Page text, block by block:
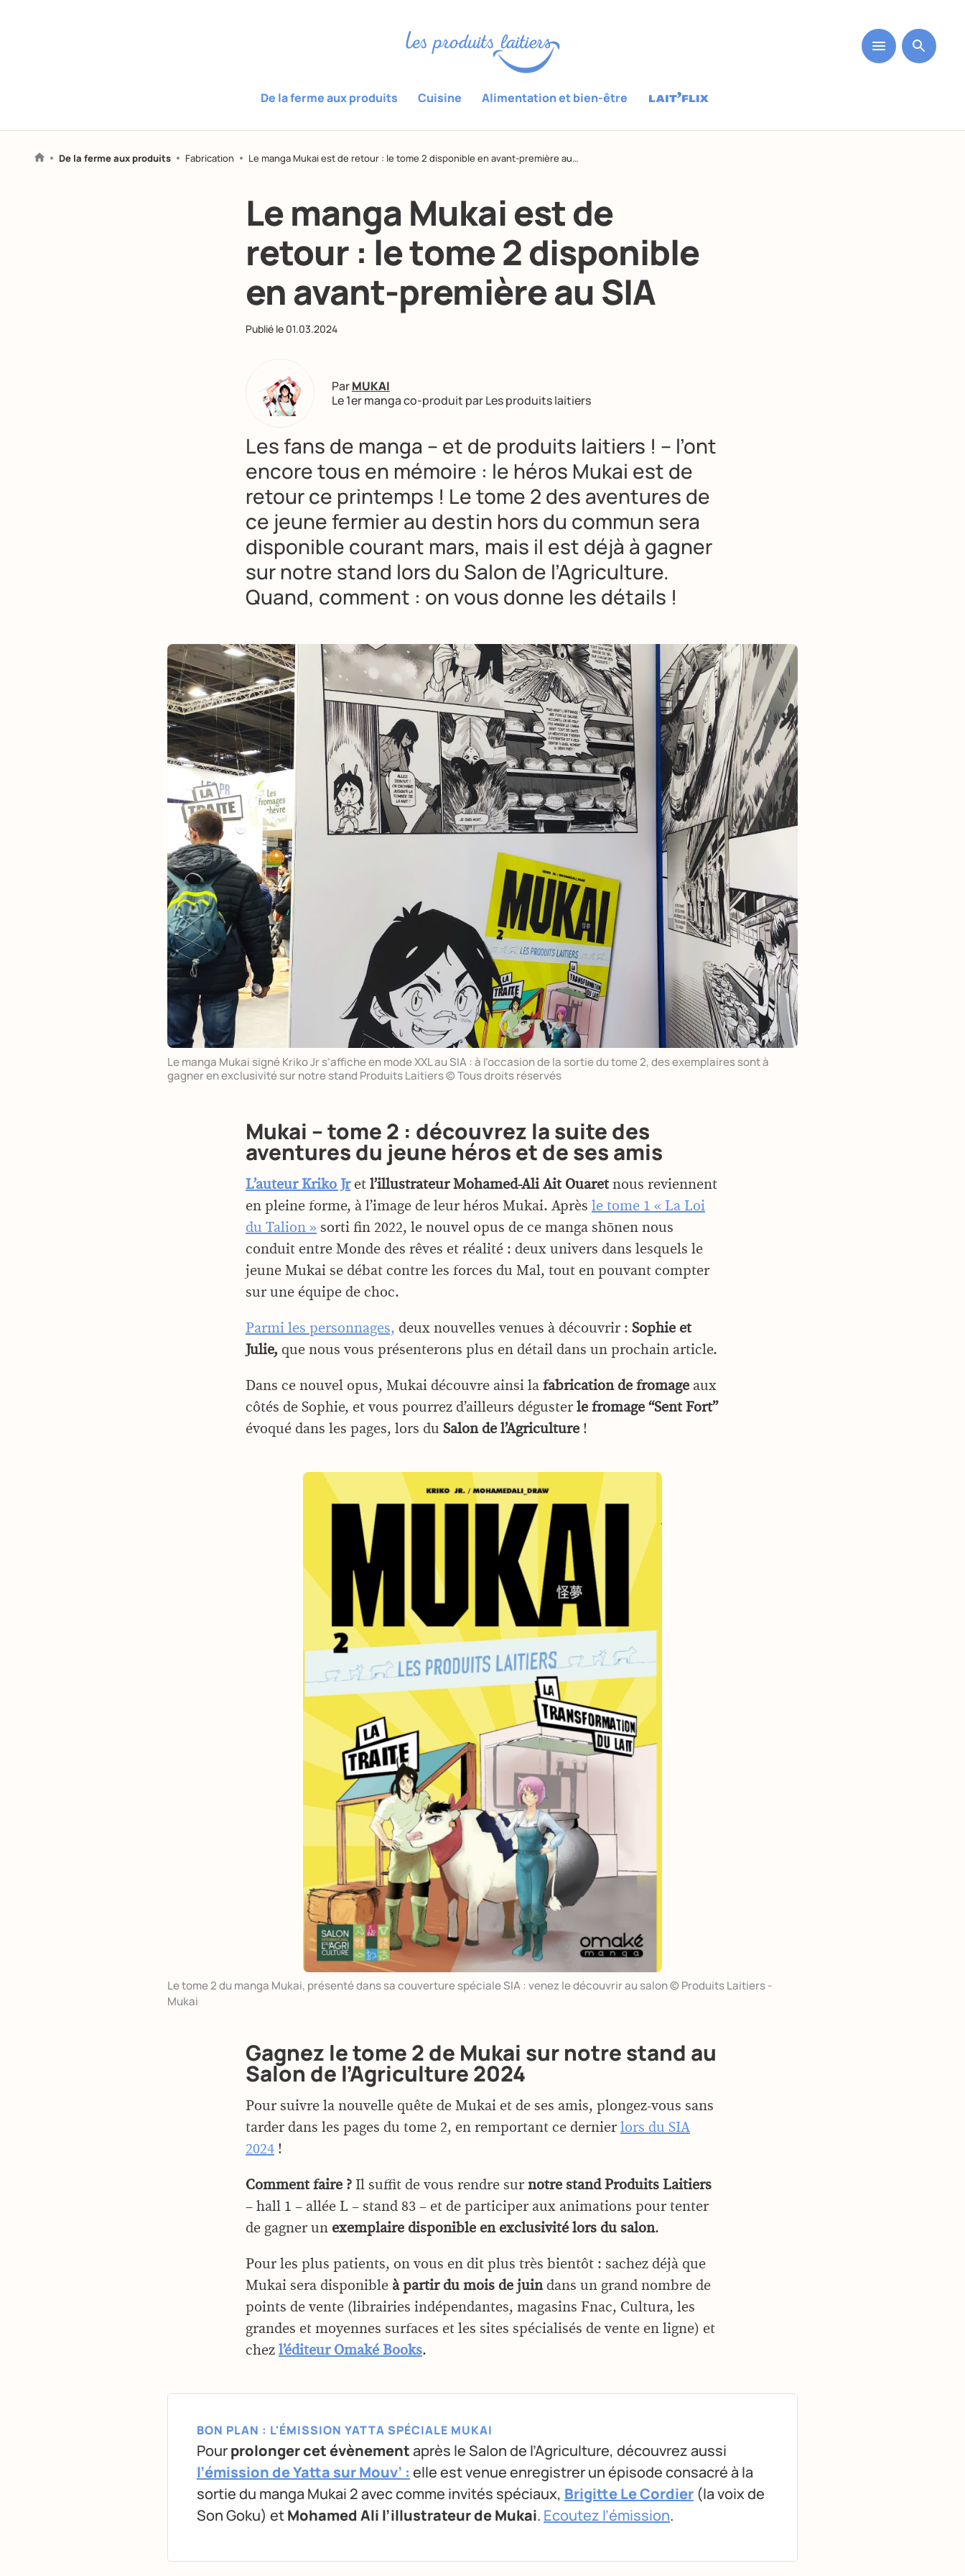
De la ferme aux produits Cuisine Alimentation et bien-être
De la ferme aux produits Fabrication Le manga Mukai est de retour : le tome 2 disponible en avant-première au…
Le manga Mukai est de
retour : le tome 2 disponible
en avant-première au SIA
Publié le 01.03.2024
ParMUKAI
Le 1er manga co-produit par Les produits laitiers
Les fans de manga – et de produits laitiers ! – l’ont
encore tous en mémoire : le héros Mukai est de
retour ce printemps ! Le tome 2 des aventures de
ce jeune fermier au destin hors du commun sera
disponible courant mars, mais il est déjà à gagner
sur notre stand lors du Salon de l’Agriculture.
Quand, comment : on vous donne les détails !
Le manga Mukai signé Kriko Jr s’affiche en mode XXL au SIA : à l’occasion de la sortie du tome 2, des exemplaires sont à
gagner en exclusivité sur notre stand Produits Laitiers © Tous droits réservés
Mukai – tome 2 : découvrez la suite des
aventures du jeune héros et de ses amis
L’auteur Kriko Jr et l’illustrateur Mohamed-Ali Ait Ouaretnous reviennent
en pleine forme, à l’image de leur héros Mukai. Après le tome 1 « La Loi
du Talion » sorti fin 2022, le nouvel opus de ce manga shōnen nous
conduit entre Monde des rêves et réalité : deux univers dans lesquels le
jeune Mukai se débat contre les forces du Mal, tout en pouvant compter
sur une équipe de choc.
Parmi les personnages, deux nouvelles venues à découvrir : Sophie et
Julie, que nous vous présenterons plus en détail dans un prochain article.
Dans ce nouvel opus, Mukai découvre ainsi la fabrication de fromage aux
côtés de Sophie, et vous pourrez d’ailleurs dégusterle fromage “Sent Fort”
évoqué dans les pages, lors du Salon de l’Agriculture !
Le tome 2 du manga Mukai, présenté dans sa couverture spéciale SIA : venez le découvrir au salon © Produits Laitiers -
Mukai
Gagnez le tome 2 de Mukai sur notre stand au
Salon de l’Agriculture 2024
Pour suivre la nouvelle quête de Mukai et de ses amis, plongez-vous sans
tarder dans les pages du tome 2, en remportant ce dernier lors du SIA
2024 !
Comment faire ? Il suffit de vous rendre sur notre stand Produits Laitiers
– hall 1 – allée L – stand 83 – et de participer aux animations pour tenter
de gagner un exemplaire disponible en exclusivité lors du salon.
Pour les plus patients, on vous en dit plus très bientôt : sachez déjà que
Mukai sera disponible à partir du mois de juindans un grand nombre de
points de vente (librairies indépendantes, magasins Fnac, Cultura, les
grandes et moyennes surfaces et les sites spécialisés de vente en ligne) et
chez l’éditeur Omaké Books.
BON PLAN : L'ÉMISSION YATTA SPÉCIALE MUKAI
Pourprolonger cet évènementaprès le Salon de l’Agriculture, découvrez aussi
l’émission de Yatta sur Mouv’ : elle est venue enregistrer un épisode consacré à la
sortie du manga Mukai 2 avec comme invités spéciaux, Brigitte Le Cordier (la voix de
Son Goku) etMohamed Ali l’illustrateur de Mukai. Ecoutez l’émission.